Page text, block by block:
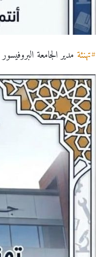
#تهنئة مدير الجامعة البروفيسور